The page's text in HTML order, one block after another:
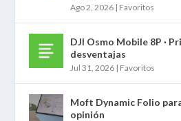
Ago 2, 2026 | Favoritos
DJI Osmo Mobile 8P ·
desventajas
Jul 31, 2026 | Favoritos
Moft Dynamic Folio
opinión